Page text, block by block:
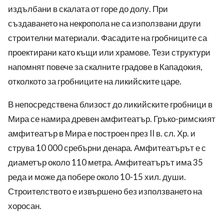
издълбани в скалата от горе до долу. При
създаването на некропола не са използвани други
строителни материали. Фасадите на гробниците са
проектирани като къщи или храмове. Тези структури
напомнят повече за скалните градове в Кападокия,
отколкото за гробниците на ликийските царе.
В непосредствена близост до ликийските гробници в
Мира се намира древен амфитеатър. Гръко-римският
амфитеатър в Мира е построен през II в. сл. Хр. и
струва 10 000 сребърни денара. Амфитеатърът е с
диаметър около 110 метра. Амфитеатърът има 35
реда и може да побере около 10-15 хил. души.
Строителството е извършено без използването на
хоросан.